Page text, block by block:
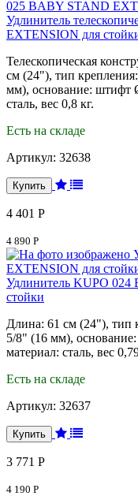
Удлинитель
EXTENSION для
Телескопическая
см (24"), тип
мм), основание: штифт
сталь, вес 0,8 кг.
Есть на складе
Артикул: 32638
4 401 Р
4 890 Р
Удлинитель KUPO
стойки
Длина: 61 см (24"), тип
5/8" (16 мм),
материал: сталь, вес
Есть на складе
Артикул: 32637
3 771 Р
4 190 Р